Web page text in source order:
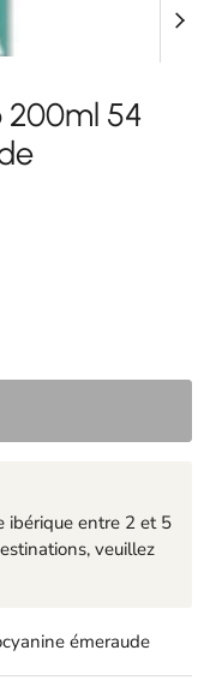
200ml 54
ibérique entre 2 et 5
veuillez
émeraude